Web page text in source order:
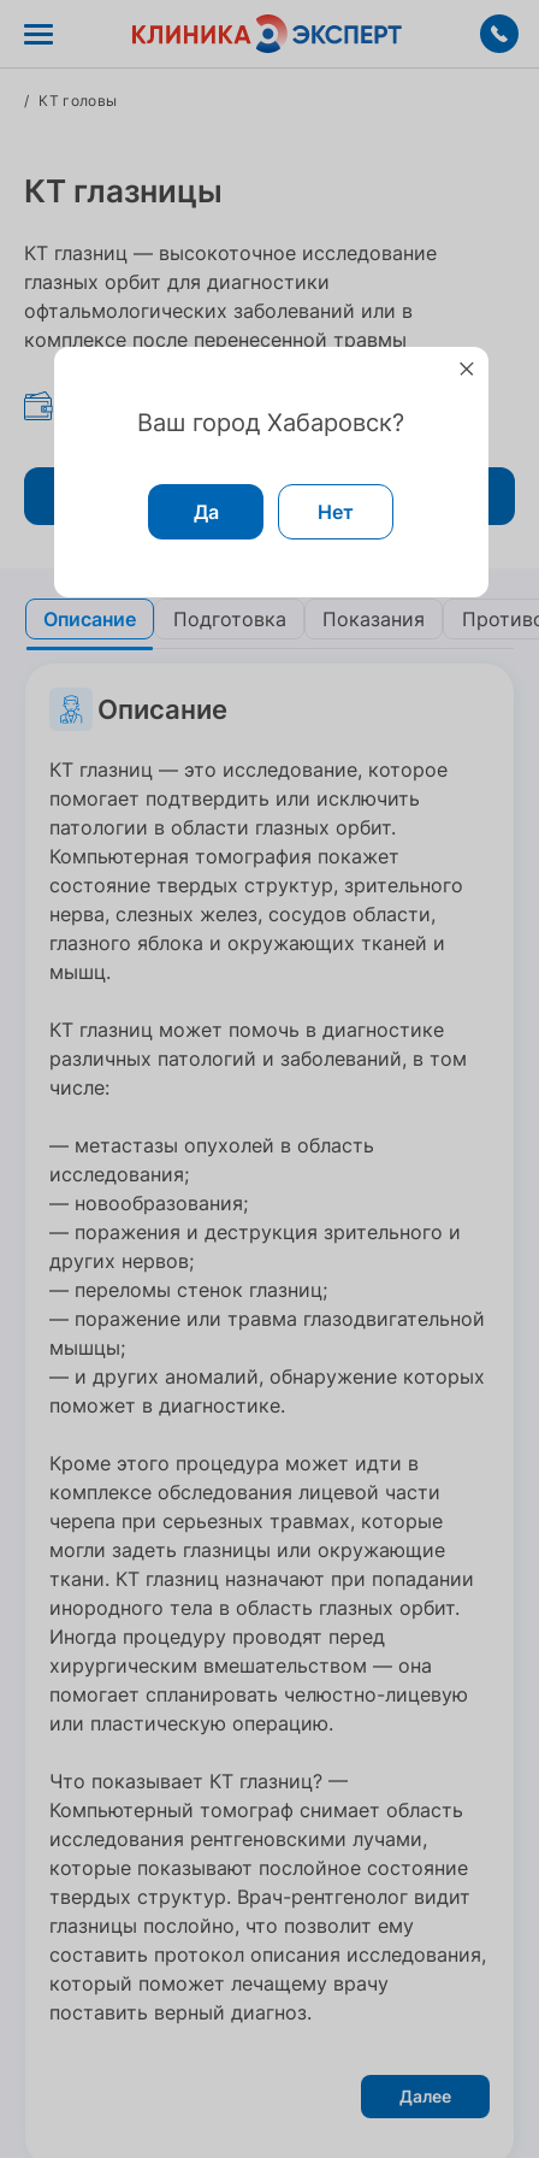
/ КТ головы
КТ глазницы
КТ глазниц — высокоточное исследование
глазных орбит для диагностики
офтальмологических заболеваний или в
комплексе после перенесенной травмы
4 200 ₽
Записаться
Описание
Описание Подготовка
Подготовка Показания
Показания
Описание
КТ глазниц — это исследование, которое
помогает подтвердить или исключить
патологии в области глазных орбит.
Компьютерная томография покажет
состояние твердых структур, зрительного
нерва, слезных желез, сосудов области,
глазного яблока и окружающих тканей и
мышц.
КТ глазниц может помочь в диагностике
различных патологий и заболеваний, в том
числе:
— метастазы опухолей в область
исследования;
— новообразования;
— поражения и деструкция зрительного и
других нервов;
— переломы стенок глазниц;
— поражение или травма глазодвигательной
мышцы;
— и других аномалий, обнаружение которых
поможет в диагностике.
Кроме этого процедура может идти в
комплексе обследования лицевой части
черепа при серьезных травмах, которые
могли задеть глазницы или окружающие
ткани. КТ глазниц назначают при попадании
инородного тела в область глазных орбит.
Иногда процедуру проводят перед
хирургическим вмешательством — она
помогает спланировать челюстно-лицевую
или пластическую операцию.
Что показывает КТ глазниц? —
Компьютерный томограф снимает область
исследования рентгеновскими лучами,
которые показывают послойное состояние
твердых структур. Врач-рентгенолог видит
глазницы послойно, что позволит ему
составить протокол описания исследования,
который поможет лечащему врачу
поставить верный диагноз.
Далее
Ваш город Хабаровск?
Да Нет